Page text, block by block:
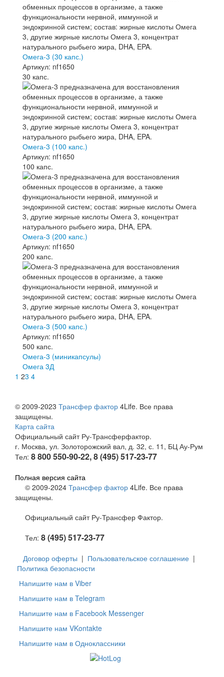
Омега-3 (30 капс.)
Артикул: nf1650
30 капс.
Омега-3 (100 капс.)
Артикул: nf1650
100 капс.
Омега-3 (200 капс.)
Артикул: nf1650
200 капс.
Омега-3 (500 капс.)
Артикул: nf1650
500 капс.
Омега-3 (миникапсулы)
Омега 3Д
1 23 4
© 2009-2023 Трансфер фактор 4Life. Все права
защищены.
Карта сайта
Официальный сайт Ру-Трансферфактор.
г. Москва, ул. Золоторожский вал, д. 32, с. 11, БЦ Ау-Рум
Тел: 8 800 550-90-22, 8 (495) 517-23-77
Полная версия сайта
© 2009-2024 Трансфер фактор 4Life. Все права
защищены.
Официальный сайт Ру-Трансфер Фактор.
Тел: 8 (495) 517-23-77
Договор оферты | Пользовательское соглашение |
Политика безопасности
Напишите нам в Viber
Напишите нам в Telegram
Напишите нам в Facebook Messenger
Напишите нам VKontakte
Напишите нам в Одноклассники